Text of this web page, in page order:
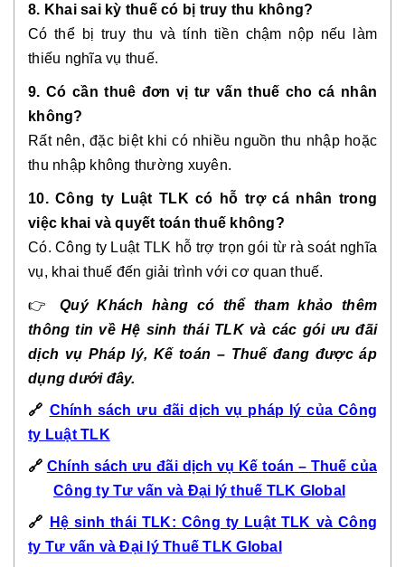
8. Khai sai kỳ thuế có bị truy thu không?
Có thể bị truy thu và tính tiền chậm nộp nếu làm
thiếu nghĩa vụ thuế.
9. Có cần thuê đơn vị tư vấn thuế cho cá nhân
không?
Rất nên, đặc biệt khi có nhiều nguồn thu nhập hoặc
thu nhập không thường xuyên.
10. Công ty Luật TLK có hỗ trợ cá nhân trong
việc khai và quyết toán thuế không?
Có. Công ty Luật TLK hỗ trợ trọn gói từ rà soát nghĩa
vụ, khai thuế đến giải trình với cơ quan thuế.
👉
Quý Khách hàng có thể tham khảo thêm
thông tin về Hệ sinh thái TLK và các gói ưu đãi
dịch vụ Pháp lý, Kế toán – Thuế đang được áp
dụng dưới đây.
🔗 Chính sách ưu đãi dịch vụ pháp lý của Công
ty Luật TLK
🔗 Chính sách ưu đãi dịch vụ Kế toán – Thuế của
Công ty Tư vấn và Đại lý thuế TLK Global
🔗
Hệ sinh thái TLK: Công ty Luật TLK và Công
ty Tư vấn và Đại lý Thuế TLK Global